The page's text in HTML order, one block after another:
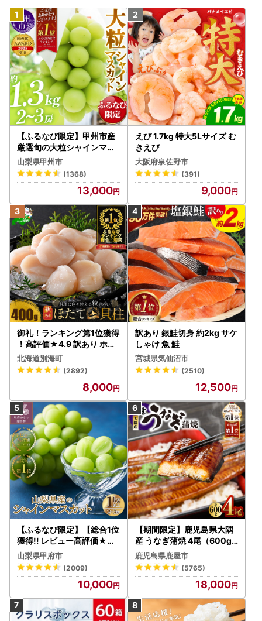
【ふるなび限定】甲州市産
厳選旬の大粒シャインマス
カット 約1.3kg 2～3房【2
026年発送】（MG）B12-
472 FN-Limited-VO シャ
インマスカット フルーツ
山梨県甲州市
(1368)
13,000
えび 1.7kg 特大5Lサイズ む
きえび
大阪府泉佐野市
(391)
9,000
御礼！ランキング第1位獲得
！高評価★4.9 訳あり ホタ
テ 400g（ほたて 帆立 貝柱
冷凍 ）
北海道別海町
(2892)
8,000
訳あり 銀鮭切身 約2kg サケ
しゃけ 魚 鮭
宮城県気仙沼市
(2510)
12,500
【ふるなび限定】【総合1位
獲得!! レビュー高評価★】
〈2026年度配送分〉山梨
県産 シャインマスカット 2
～3房（1.0kg以上）シャイ
ン フルーツ FN-Limited-S
P
山梨県甲府市
(2009)
10,000
【期間限定】鹿児島県大隅
産 うなぎ蒲焼 4尾（600g
） KN007-004-04-cp18
うなぎ 鰻 魚 惣菜 総菜
鹿児島県鹿屋市
(5765)
18,000